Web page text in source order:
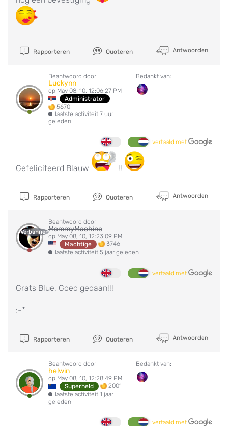
Rapporteren Quoteren Antwoorden
Beantwoord door
Luckynn
op May 08, 10, 12:06:27 PM
Administrator
5670
laatste activiteit 7 uur
geleden
Bedankt van:
vertaald met
Gefeliciteerd Blauw !!
Rapporteren Quoteren Antwoorden
Verbannen
Beantwoord door
MommyMachine
op May 08, 10, 12:23:09 PM
Machtige
3746
laatste activiteit 5 jaar geleden
vertaald met
Grats Blue, Goed gedaan!!!
:-*
Rapporteren Quoteren Antwoorden
Beantwoord door
helwin
op May 08, 10, 12:28:49 PM
Superheld
2001
laatste activiteit 1 jaar
geleden
Bedankt van:
vertaald met